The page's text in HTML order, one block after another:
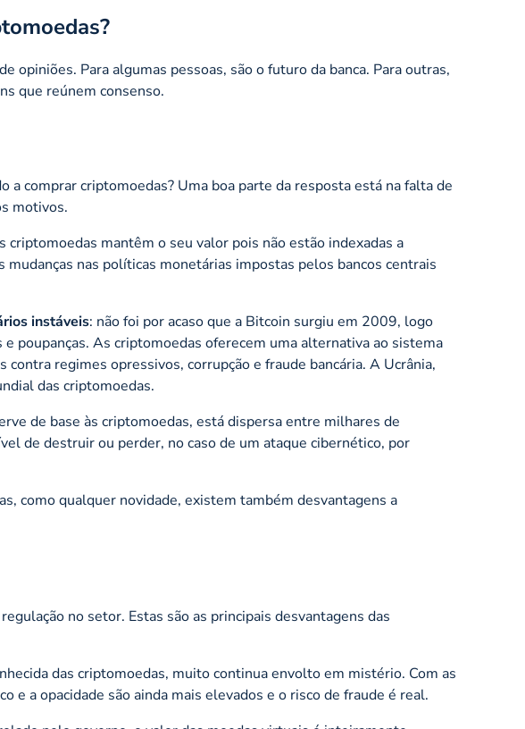
opiniões. Para algumas pessoas, são o futuro da banca. Para outras,
que reúnem consenso.
comprar criptomoedas? Uma boa parte da resposta está na falta de
motivos.
criptomoedas mantêm o seu valor pois não estão indexadas a
nas políticas monetárias impostas pelos bancos centrais
instáveis: não foi por acaso que a Bitcoin surgiu em 2009, logo
poupanças. As criptomoedas oferecem uma alternativa ao sistema
regimes opressivos, corrupção e fraude bancária. A Ucrânia,
das criptomoedas.
de base às criptomoedas, está dispersa entre milhares de
de destruir ou perder, no caso de um ataque cibernético, por
como qualquer novidade, existem também desvantagens a
no setor. Estas são as principais desvantagens das
das criptomoedas, muito continua envolto em mistério. Com as
e a opacidade são ainda mais elevados e o risco de fraude é real.